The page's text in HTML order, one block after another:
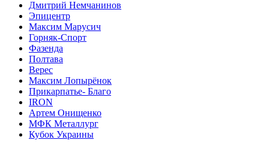
Дмитрий Немчанинов
Эпицентр
Максим Марусич
Горняк-Спорт
Фазенда
Полтава
Верес
Максим Лопырёнок
Прикарпатье- Благо
IRON
Артем Онищенко
МФК Металлург
Кубок Украины